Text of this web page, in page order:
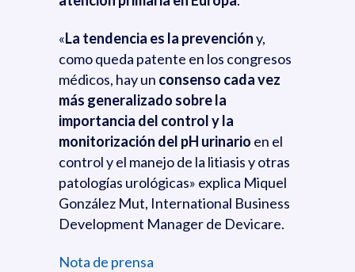
«La tendencia es la prevencióny,
como queda patente en los congresos
médicos, hay un consenso cada vez
más generalizado sobre la
importancia del control y la
monitorización del pH urinario en el
control y el manejo de la litiasis y otras
patologías urológicas» explica Miquel
González Mut, International Business
Development Manager de Devicare.
Nota de prensa